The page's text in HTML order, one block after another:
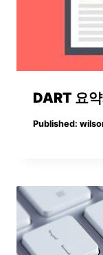
DART 요
Published: